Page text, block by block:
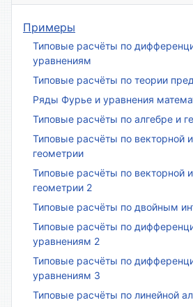
Примеры
Типовые расчёты по
уравнениям
Типовые расчёты по теории
Ряды Фурье и уравнения
Типовые расчёты по алгебре и
Типовые расчёты по векторной
геометрии
Типовые расчёты по векторной
геометрии 2
Типовые расчёты по двойным
Типовые расчёты по
уравнениям 2
Типовые расчёты по
уравнениям 3
Типовые расчёты по линейной